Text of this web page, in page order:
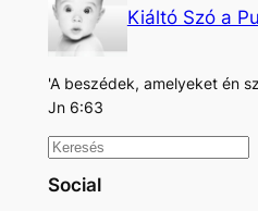
Kiáltó Szó a
'A beszédek, amelyeket én
Jn 6:63
K
e
Social